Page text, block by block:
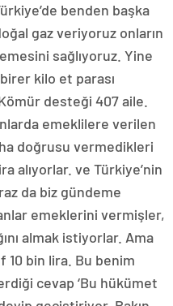
benden başka
gaz veriyoruz onların
sağlıyoruz. Yine
kilo et parası
desteği 407 aile.
emeklilere verilen
doğrusu vermedikleri
alıyorlar. ve Türkiye’nin
da biz gündeme
emeklerini vermişler,
almak istiyorlar. Ama
bin lira. Bu benim
cevap ‘Bu hükümet